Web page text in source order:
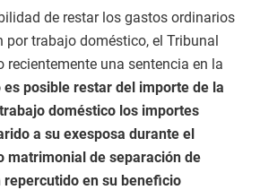
de restar los gastos ordinarios
por trabajo doméstico, el Tribunal
recientemente una sentencia en la
es posible restar del importe de la
doméstico los importes
a su exesposa durante el
matrimonial de separación de
repercutido en su beneficio